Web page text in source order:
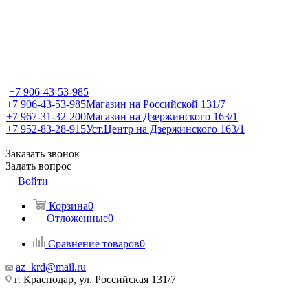
+7 906-43-53-985
+7 906-43-53-985Магазин на Российской 131/7
+7 967-31-32-200Магазин на Дзержинского 163/1
+7 952-83-28-915Уст.Центр на Дзержинского 163/1
Заказать звонок
Задать вопрос
Войти
Корзина0
Отложенные0
Сравнение товаров0
az_krd@mail.ru
г. Краснодар, ул. Российская 131/7